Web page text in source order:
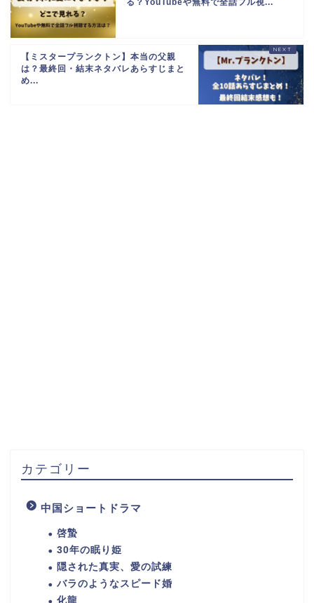
【ミスタープランクトン】本当の父親
は？最終回・結末ネタバレあらすじまと
め...
カテゴリー
中国ショートドラマ
啓蟄
30年の眠り姫
隠された真実、愛の試練
バラのようなスピード婚
化龍